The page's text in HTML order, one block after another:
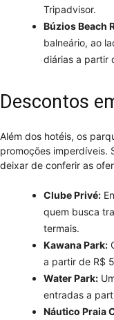
Tripadvisor.
Búzios Beach
balneário, ao
diárias a partir
Descontos
Além dos hotéis, os
promoções imperdíveis.
deixar de conferir as
Clube Privé:
quem busca
termais.
Kawana Park:
a partir de R$
Water Park:
entradas a
Náutico Praia